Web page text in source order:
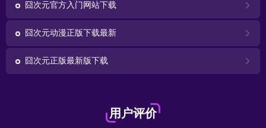
囧次元官方入门网站下载
囧次元动漫正版下载最新
囧次元正版最新版下载
用户评价